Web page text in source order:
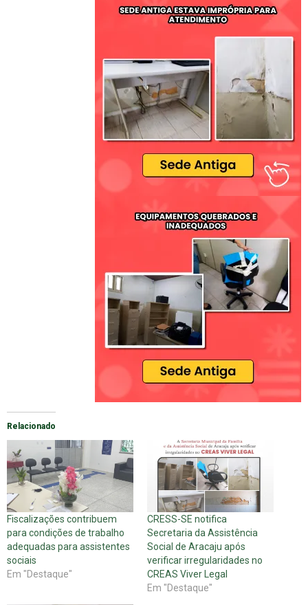
Relacionado
Fiscalizações contribuem
para condições de trabalho
adequadas para assistentes
sociais
Em "Destaque"
CRESS-SE notifica
Secretaria da Assistência
Social de Aracaju após
verificar irregularidades no
CREAS Viver Legal
Em "Destaque"